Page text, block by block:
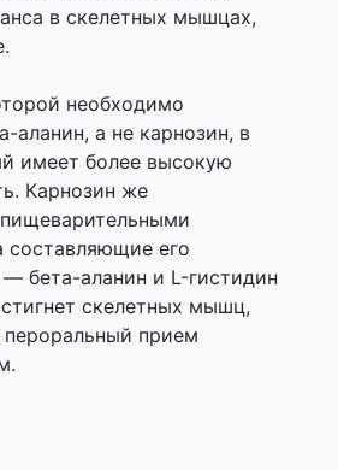
в скелетных мышцах,
необходимо
аланин, а не карнозин, в
имеет более высокую
Карнозин же
составляющие его
бета-аланин и L-гистидин
скелетных мышц,
пероральный прием